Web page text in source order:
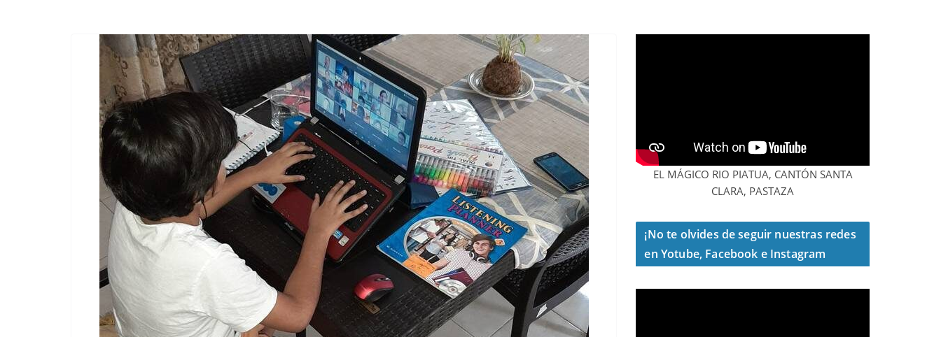
EL MÁGICO RIO PIATUA, CANTÓN SANTA
CLARA, PASTAZA
¡No te olvides de seguir nuestras redes
en Yotube, Facebook e Instagram